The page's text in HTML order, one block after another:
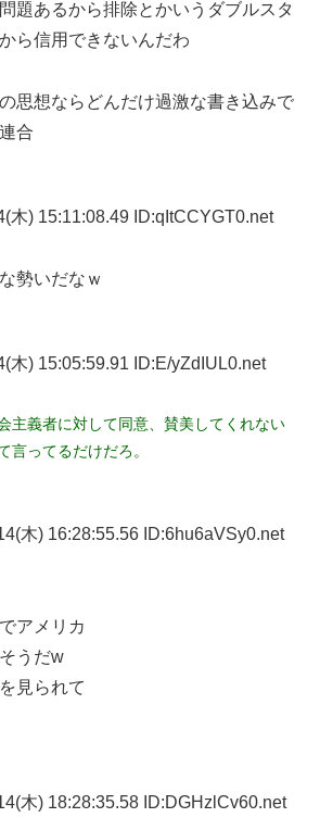
題あるから排除とかいうダブルスタ
ら信用できないんだわ
思想ならどんだけ過激な書き込みで
合
木) 15:11:08.49 ID:qItCCYGT0.net
勢いだなｗ
木) 15:05:59.91 ID:E/yZdIUL0.net
主義者に対して同意、賛美してくれない
言ってるだけだろ。
木) 16:28:55.56 ID:6hu6aVSy0.net
アメリカ
うだw
見られて
木) 18:28:35.58 ID:DGHzlCv60.net